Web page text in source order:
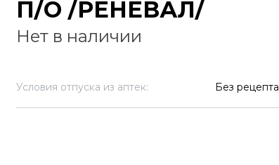
П/О /РЕНЕВАЛ/
Нет в наличии
Условия отпуска из аптек: Без рецепта